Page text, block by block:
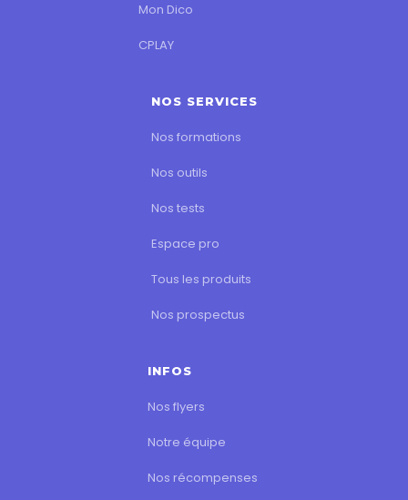
Mon Dico
CPLAY
NOS SERVICES
Nos formations
Nos outils
Nos tests
Espace pro
Tous les produits
Nos prospectus
INFOS
Nos flyers
Notre équipe
Nos récompenses